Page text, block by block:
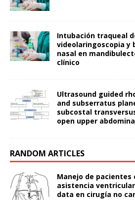
Intubación traqueal
videolaringoscopia y
nasal en
clínico
Ultrasound guided
and subserratus
subcostal
open upper
RANDOM ARTICLES
Manejo de pacientes
asistencia
data en cirugía no